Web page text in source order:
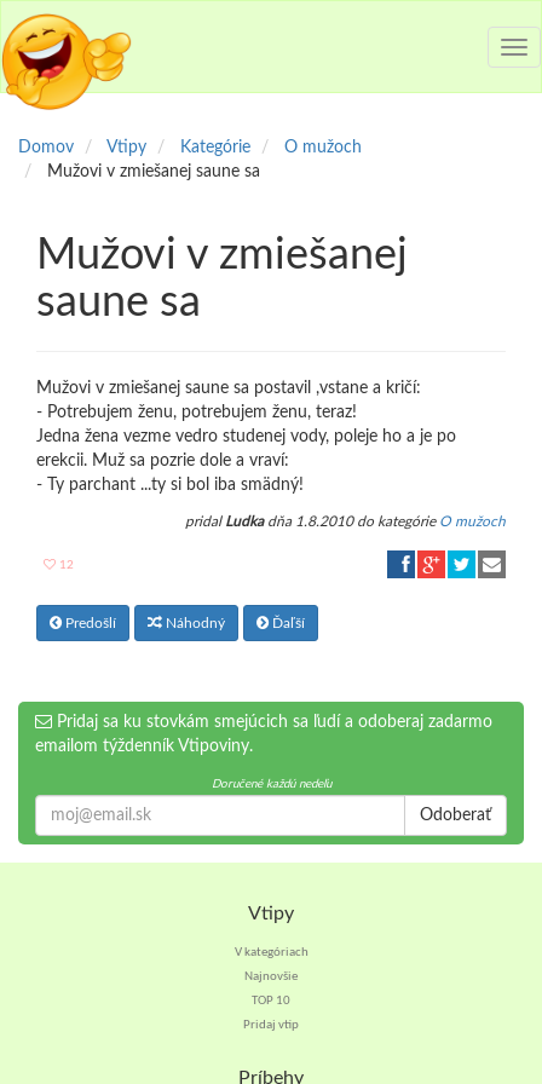
Domov Vtipy Kategórie
O mužoch
Mužovi v zmiešanej saune sa
Mužovi v zmiešanej
saune sa
Mužovi v zmiešanej saune sa postavil ,vstane a kričí:
- Potrebujem ženu, potrebujem ženu, teraz!
Jedna žena vezme vedro studenej vody, poleje ho a je po
erekcii. Muž sa pozrie dole a vraví:
- Ty parchant ...ty si bol iba smädný!
pridal Ludkadňa 1.8.2010 do kategórie O mužoch
12
Predošlí Náhodný Ďaľší
Pridaj sa ku stovkám smejúcich sa ľudí a odoberaj zadarmo
emailom týždenník Vtipoviny.
Doručené každú nedeľu
Odoberať
Vtipy
V kategóriach
Najnovšie
TOP 10
Pridaj vtip
Príbehy